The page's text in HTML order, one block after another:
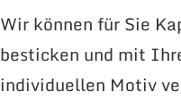
Wir können für Sie
besticken und mit
individuellen Motiv